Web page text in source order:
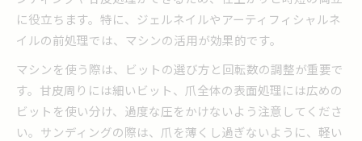
に役立ちます。特に、ジェルネイルやアーティフィシャルネ
イルの前処理では、マシンの活用が効果的です。
マシンを使う際は、ビットの選び方と回転数の調整が重要で
す。甘皮周りには細いビット、爪全体の表面処理には広めの
ビットを使い分け、過度な圧をかけないよう注意してくださ
い。サンディングの際は、爪を薄くし過ぎないように、軽い